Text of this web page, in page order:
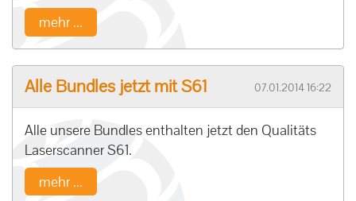
mehr ...
Alle Bundles jetzt mit S61 07.01.2014 16:22
Alle unsere Bundles enthalten jetzt den Qualitäts
Laserscanner S61.
mehr ...